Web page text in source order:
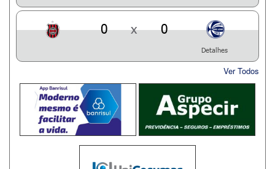
0 x 0
Detalhes
Ver Todos